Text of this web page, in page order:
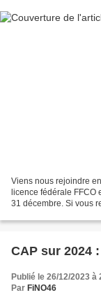
Viens nous rejoindre
licence fédérale FFCO
31 décembre. Si vous
CAP sur 2024
Publié le 26/12/2023 à
Par FiNO46